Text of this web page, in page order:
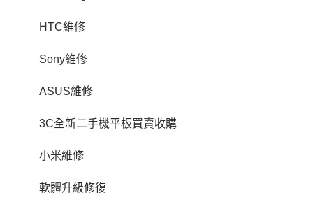
HTC維修
Sony維修
ASUS維修
3C全新二手機平板買賣收購
小米維修
軟體升級修復